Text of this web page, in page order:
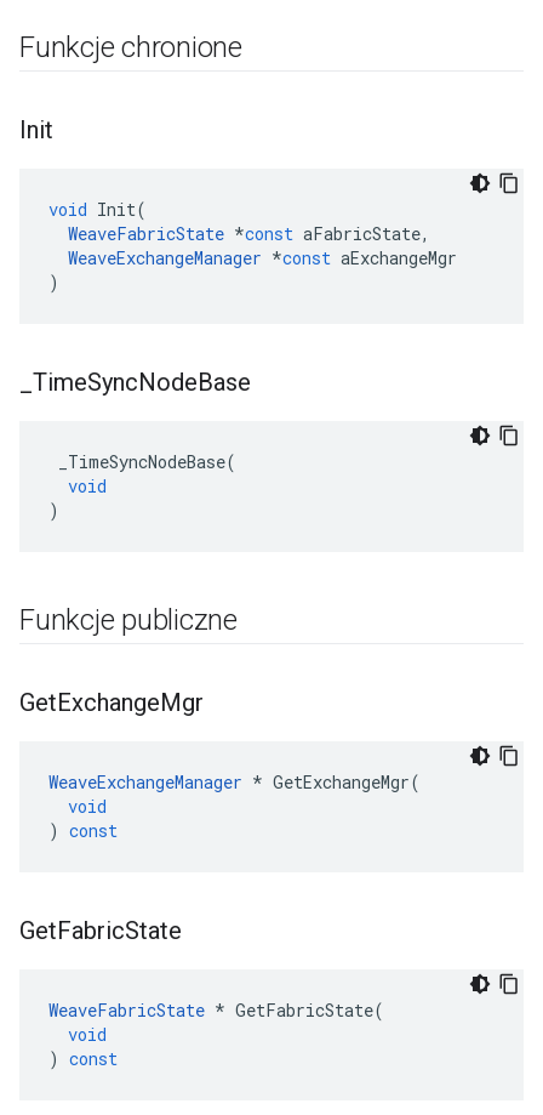
Funkcje chronione
Init
void Init(
WeaveFabricState *const aFabricState,
WeaveExchangeManager *const aExchangeMgr
)
TimeSyncNodeBase
_TimeSyncNodeBase(
void
)
Funkcje publiczne
GetExchangeMgr
WeaveExchangeManager * GetExchangeMgr(
void
) const
GetFabricState
WeaveFabricState * GetFabricState(
void
) const